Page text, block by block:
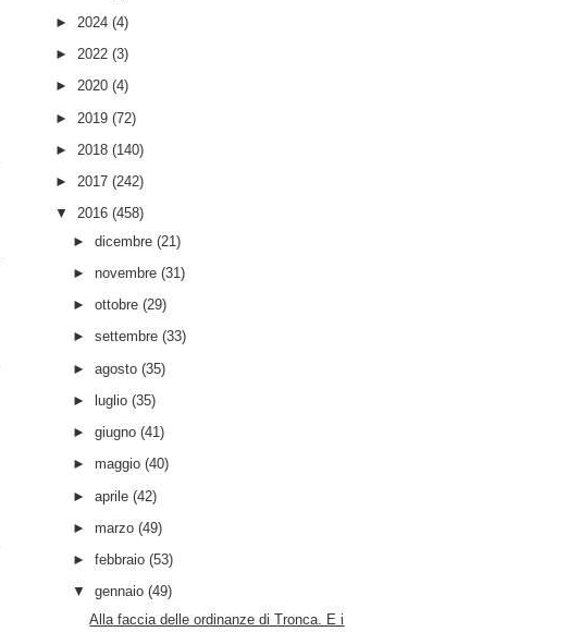
► 2024 (4)
► 2022 (3)
► 2020 (4)
► 2019 (72)
► 2018 (140)
► 2017 (242)
▼ 2016 (458)
► dicembre (21)
► novembre (31)
► ottobre (29)
► settembre (33)
► agosto (35)
►
luglio (35)
► giugno (41)
► maggio (40)
► aprile (42)
► marzo (49)
► febbraio (53)
▼ gennaio (49)
Alla faccia delle ordinanze di Tronca. E i